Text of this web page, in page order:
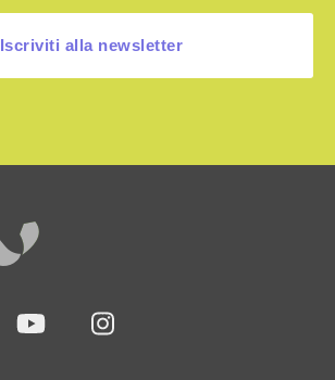
Iscriviti alla newsletter